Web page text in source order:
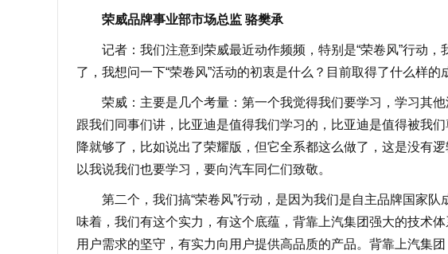
荣威品牌事业部市场总监 骆樊承
记者：我们注意到荣威最近动作频频，特别是“荣卷风”行动，
了，我想问一下“荣卷风”活动的初衷是什么？目前取得了什么样的
荣威：主要是几个考量：第一个我觉得我们要学习，学习其他
跟我们同事们讲，比亚迪是值得我们学习的，比亚迪是值得被我
降就够了，比如说出了荣耀版，但它全系都这么做了，这是没有
以我说我们也要学习，要向汽车同仁们致敬。
第二个，我们搞“荣卷风”行动，是因为我们是自主品牌国家队
味着，我们有这个实力，有这个底蕴，背靠上汽集团强大的技术
用户需求的坚守，有实力向用户提供高品质的产品。背靠上汽集